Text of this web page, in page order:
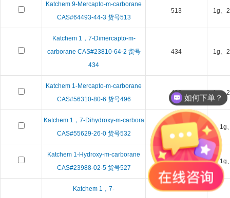
Katchem 9-Mercapto-m-carborane
CAS#64493-44-3 货号513
513 1g、
Katchem 1，7-Dimercapto-m-
carborane CAS#23810-64-2 货号
434
434 1g、
Katchem 1-Mercapto-m-carborane
CAS#56310-80-6 货号496
496 1g、
Katchem 1，7-Dihydroxy-m-carbora
CAS#55629-26-0 货号532
532 1g
Katchem 1-Hydroxy-m-carborane
CAS#23988-02-5 货号527
527 1g
Katchem 1，7-
如何下单？